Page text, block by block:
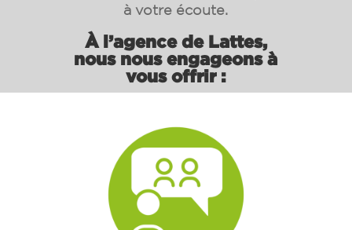
à votre écoute.
À l’agence de Lattes,
nous nous engageons à
vous offrir :